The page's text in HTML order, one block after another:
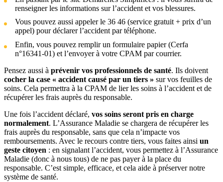
renseigner les informations sur l’accident et vos blessures.
Vous pouvez aussi appeler le 36 46 (service gratuit + prix d’un
appel) pour déclarer l’accident par téléphone.
Enfin, vous pouvez remplir un formulaire papier (Cerfa
n°16341-01) et l’envoyer à votre CPAM par courrier.
Pensez aussi à prévenir vos professionnels de santé. Ils doivent
cocher la case « accident causé par un tiers » sur vos feuilles de
soins. Cela permettra à la CPAM de lier les soins à l’accident et de
récupérer les frais auprès du responsable.
Une fois l’accident déclaré, vos soins seront pris en charge
normalement. L’Assurance Maladie se chargera de récupérer les
frais auprès du responsable, sans que cela n’impacte vos
remboursements. Avec le recours contre tiers, vous faites ainsi un
geste citoyen : en signalant l’accident, vous permettez à l’Assurance
Maladie (donc à nous tous) de ne pas payer à la place du
responsable. C’est simple, efficace, et cela aide à préserver notre
système de santé.